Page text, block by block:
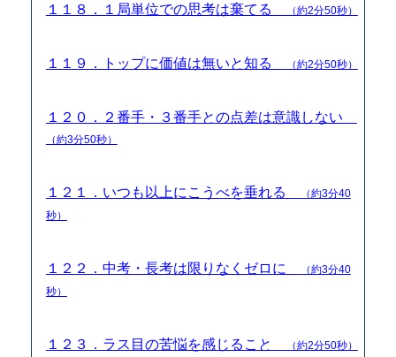
１１８．１局単位での思考は棄てる （約2分50秒）
１１９．トップに価値は無いと知る （約2分50秒）
１２０．２番手・３番手との点差は意識しない
（約3分50秒）
１２１．いつも以上にこうべを垂れる
（約3分40
秒）
１２２．中考・長考は限りなくゼロに
（約3分40
秒）
１２３．ラス目の苦悩を感じること （約2分50秒）